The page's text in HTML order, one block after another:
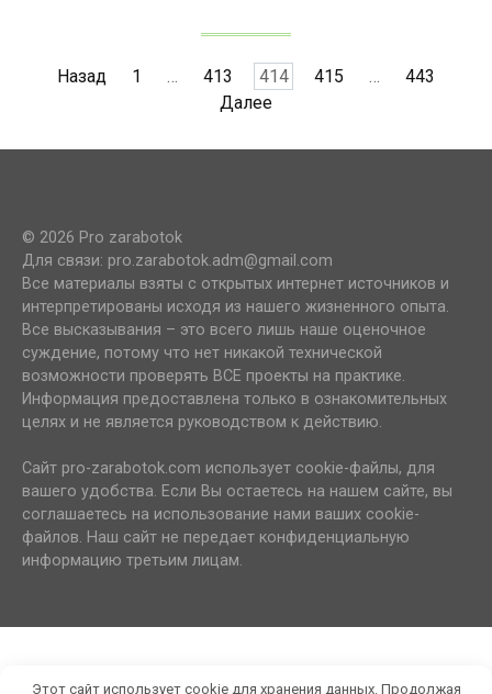
Пагинация
Назад 1 … 413 414 415 …
443
Далее
© 2026 Pro zarabotok
Для связи: pro.zarabotok.adm@gmail.com
Все материалы взяты с открытых интернет источников и
интерпретированы исходя из нашего жизненного опыта.
Все высказывания – это всего лишь наше оценочное
суждение, потому что нет никакой технической
возможности проверять ВСЕ проекты на практике.
Информация предоставлена только в ознакомительных
целях и не является руководством к действию.
Сайт pro-zarabotok.com использует cookie-файлы, для
вашего удобства. Если Вы остаетесь на нашем сайте, вы
соглашаетесь на использование нами ваших cookie-
файлов. Наш сайт не передает конфиденциальную
информацию третьим лицам.
Этот сайт использует cookie для хранения данных. Продолжая